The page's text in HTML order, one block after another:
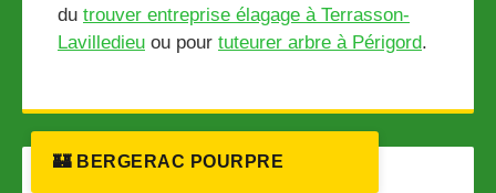
du trouver entreprise élagage à Terrasson-
Lavilledieu ou pour tuteurer arbre à Périgord.
🏰 BERGERAC POURPRE